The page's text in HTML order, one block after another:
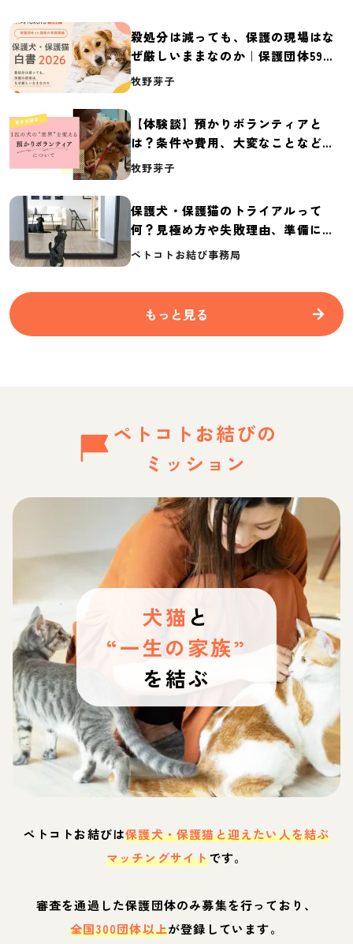
殺処分は減っても、保護の現場はな
ぜ厳しいままなのか｜保護団体59団
体の実態調査【保護犬・保護猫白書
牧野芽子
【体験談】預かりボランティアと
は？条件や費用、大変なことなど紹
介
牧野芽子
保護犬・保護猫のトライアルって
何？見極め方や失敗理由、準備に必
要なものを紹介
ペトコトお結び事務局
もっと見る
ペトコトお結びの
ミッション
犬猫 と
“一生の家族”
を結ぶ
ペトコトお結びは保護犬・保護猫と迎えたい人を結ぶ
マッチングサイトです。
審査を通過した保護団体のみ募集を行っており、
全国300団体以上が登録しています。